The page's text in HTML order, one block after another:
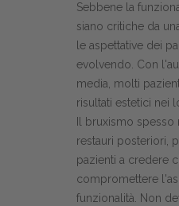
Sebbene la
siano critiche da
le aspettative dei
evolvendo. Con
media, molti
risultati estetici nei
Il bruxismo
restauri posteriori,
pazienti a credere
compromettere
funzionalità. Non